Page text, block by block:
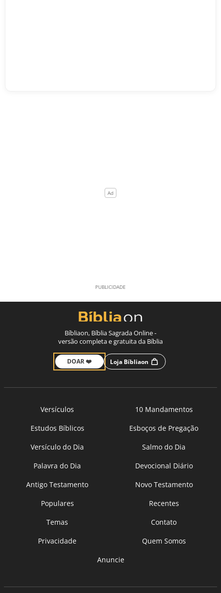
Bíbliaon, Bíblia Sagrada Online -
versão completa e gratuita da Bíblia
DOAR ❤️ Loja Bíbliaon
Versículos
10 Mandamentos
Estudos Bíblicos
Esboços de Pregação
Versículo do Dia
Salmo do Dia
Palavra do Dia
Devocional Diário
Antigo Testamento
Novo Testamento
Populares
Recentes
Temas
Contato
Privacidade
Quem Somos
Anuncie